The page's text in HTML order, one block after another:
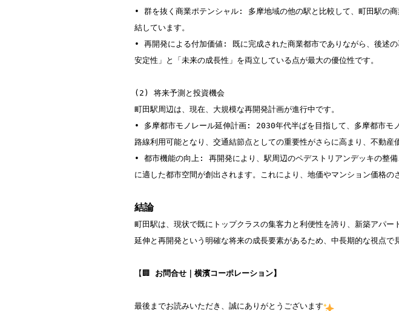
• 群を抜く商業ポテンシャル: 多摩地域の他の駅と比較して、町田駅の
結しています。
• 再開発による付加価値: 既に完成された商業都市でありながら、後述
安定性」と「未来の成長性」を両立している点が最大の優位性です。
(2) 将来予測と投資機会
町田駅周辺は、現在、大規模な再開発計画が進行中です。
• 多摩都市モノレール延伸計画: 2030年代半ばを目指して、多摩都市モ
路線利用可能となり、交通結節点としての重要性がさらに高まり、不動産
• 都市機能の向上: 再開発により、駅周辺のペデストリアンデッキの整
に適した都市空間が創出されます。これにより、地価やマンション価格の
結論
町田駅は、現状で既にトップクラスの集客力と利便性を誇り、新築アパ
延伸と再開発という明確な将来の成長要素があるため、中長期的な視点
【🏢 お問合せ｜横濱コーポレーション】
最後までお読みいただき、誠にありがとうございます